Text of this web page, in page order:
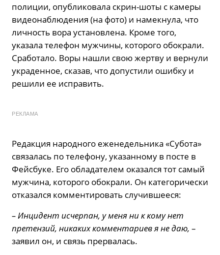
полиции, опубликовала скрин-шоты с камеры
видеонаблюдения (на фото) и намекнула, что
личность вора установлена. Кроме того,
указала телефон мужчины, которого обокрали.
Сработало. Воры нашли свою жертву и вернули
украденное, сказав, что допустили ошибку и
решили ее исправить.
РЕКЛАМА
Редакция народного еженедельника «Субота»
связалась по телефону, указанному в посте в
Фейсбуке. Его обладателем оказался тот самый
мужчина, которого обокрали. Он категорически
отказался комментировать случившееся:
– Инцидент исчерпан, у меня ни к кому нет
претензий, никаких комментариев я не даю, –
заявил он, и связь прервалась.